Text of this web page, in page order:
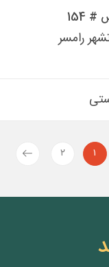
154
رامسر
۱ ۲